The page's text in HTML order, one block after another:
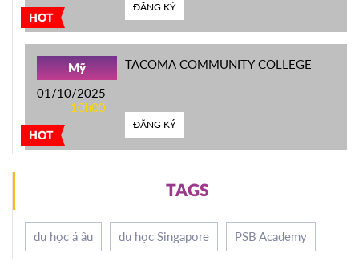
HOT
ĐĂNG KÝ
HOT
Mỹ
01/10/2025
10h00
TACOMA COMMUNITY COLLEGE
ĐĂNG KÝ
TAGS
du học á âu du học Singapore PSB Academy